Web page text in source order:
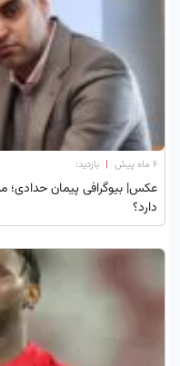
۶ ماه پیش | بازدید:
عکس| بیوگرافی پیمان
دارد؟